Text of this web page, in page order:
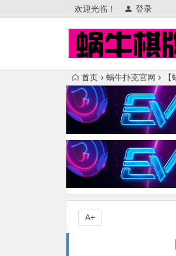
欢迎光临！ 登录
首页 蜗牛扑克官网
A+